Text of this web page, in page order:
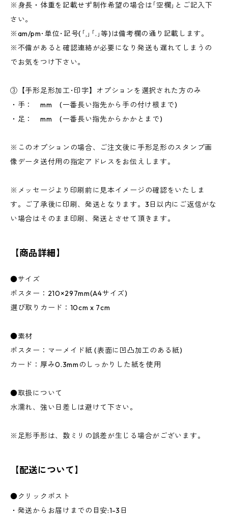
※身長・体重を記載せず制作希望の場合は｢空欄｣とご記入下
さい。
※am/pm･単位･記号(｢,｣｢.｣等)は備考欄の通り記載します。
※不備があると確認連絡が必要になり発送も遅れてしまうの
でお気をつけ下さい。
③【手形足形加工･印字】オプションを選択された方のみ
・手： mm (一番長い指先から手の付け根まで)
・足： mm (一番長い指先からかかとまで)
※このオプションの場合、ご注文後に手形足形のスタンプ画
像データ送付用の指定アドレスをお伝えします。
※メッセージより印刷前に見本イメージの確認をいたしま
す。ご了承後に印刷、発送となります。3日以内にご返信がな
い場合はそのまま印刷、発送とさせて頂きます。
【商品詳細】
●サイズ
ポスター：210×297mm(A4サイズ)
選び取りカード：10cm x 7cm
●素材
ポスター：マーメイド紙 (表面に凹凸加工のある紙)
カード：厚み0.3mmのしっかりした紙を使用
●取扱について
水濡れ、強い日差しは避けて下さい。
※足形手形は、数ミリの誤差が生じる場合がございます。
【配送について】
●クリックポスト
・発送からお届けまでの目安:1-3日